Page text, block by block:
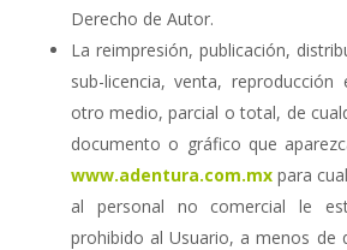
Derecho de Autor.
La reimpresión, publicación,
sub-licencia, venta,
otro medio, parcial o total, de
documento o gráfico que
www.adentura.com.mxpara
al personal no comercial le
prohibido al Usuario, a menos de